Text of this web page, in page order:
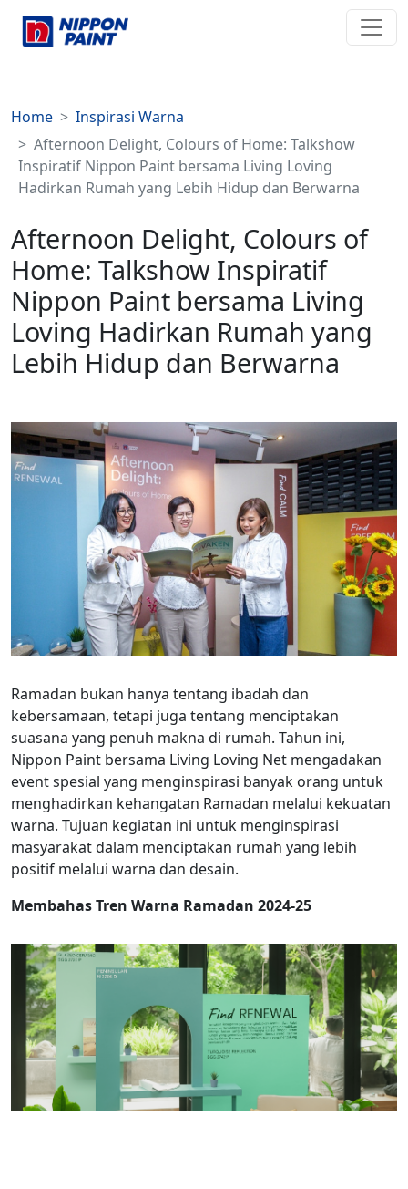
Home
Inspirasi Warna
Afternoon Delight, Colours of Home: Talkshow
Inspiratif Nippon Paint bersama Living Loving
Hadirkan Rumah yang Lebih Hidup dan Berwarna
Afternoon Delight, Colours of
Home: Talkshow Inspiratif
Nippon Paint bersama Living
Loving Hadirkan Rumah yang
Lebih Hidup dan Berwarna
Ramadan bukan hanya tentang ibadah dan
kebersamaan, tetapi juga tentang menciptakan
suasana yang penuh makna di rumah. Tahun ini,
Nippon Paint bersama Living Loving Net mengadakan
event spesial yang menginspirasi banyak orang untuk
menghadirkan kehangatan Ramadan melalui kekuatan
warna. Tujuan kegiatan ini untuk menginspirasi
masyarakat dalam menciptakan rumah yang lebih
positif melalui warna dan desain.
MembahasTren Warna Ramadan 2024-25